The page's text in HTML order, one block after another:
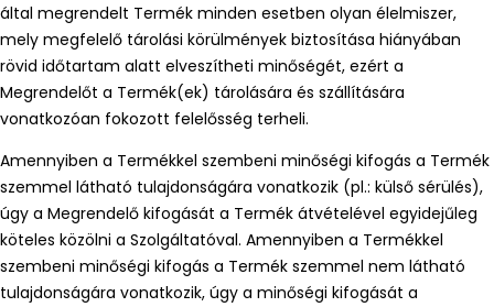
által megrendelt Termék minden esetben olyan élelmiszer,
mely megfelelő tárolási körülmények biztosítása hiányában
rövid időtartam alatt elveszítheti minőségét, ezért a
Megrendelőt a Termék(ek) tárolására és szállítására
vonatkozóan fokozott felelősség terheli.
Amennyiben a Termékkel szembeni minőségi kifogás a Termék
szemmel látható tulajdonságára vonatkozik (pl.: külső sérülés),
úgy a Megrendelő kifogását a Termék átvételével egyidejűleg
köteles közölni a Szolgáltatóval. Amennyiben a Termékkel
szembeni minőségi kifogás a Termék szemmel nem látható
tulajdonságára vonatkozik, úgy a minőségi kifogását a